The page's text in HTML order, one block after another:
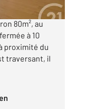
à la vente
80m², au
à 10
proximité du
traversant, il